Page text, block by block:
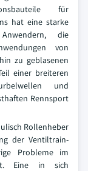
für
hat eine starke
die
von
zu geblasenen
einer breiteren
und
Rennsport
Rollenheber
der Ventiltrain-
Probleme im
Eine in sich